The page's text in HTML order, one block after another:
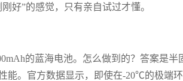
好”的感觉，只有亲自试过才懂。
的蓝海电池。怎么做到的？答案是半
能。官方数据显示，即使在-20℃的极端